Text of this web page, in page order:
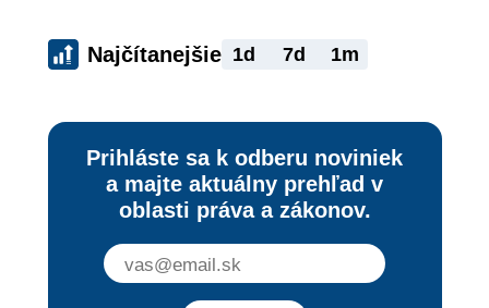
Najčítanejšie 1d 7d 1m
Prihláste sa k odberu noviniek
a majte aktuálny prehľad v
oblasti práva a zákonov.